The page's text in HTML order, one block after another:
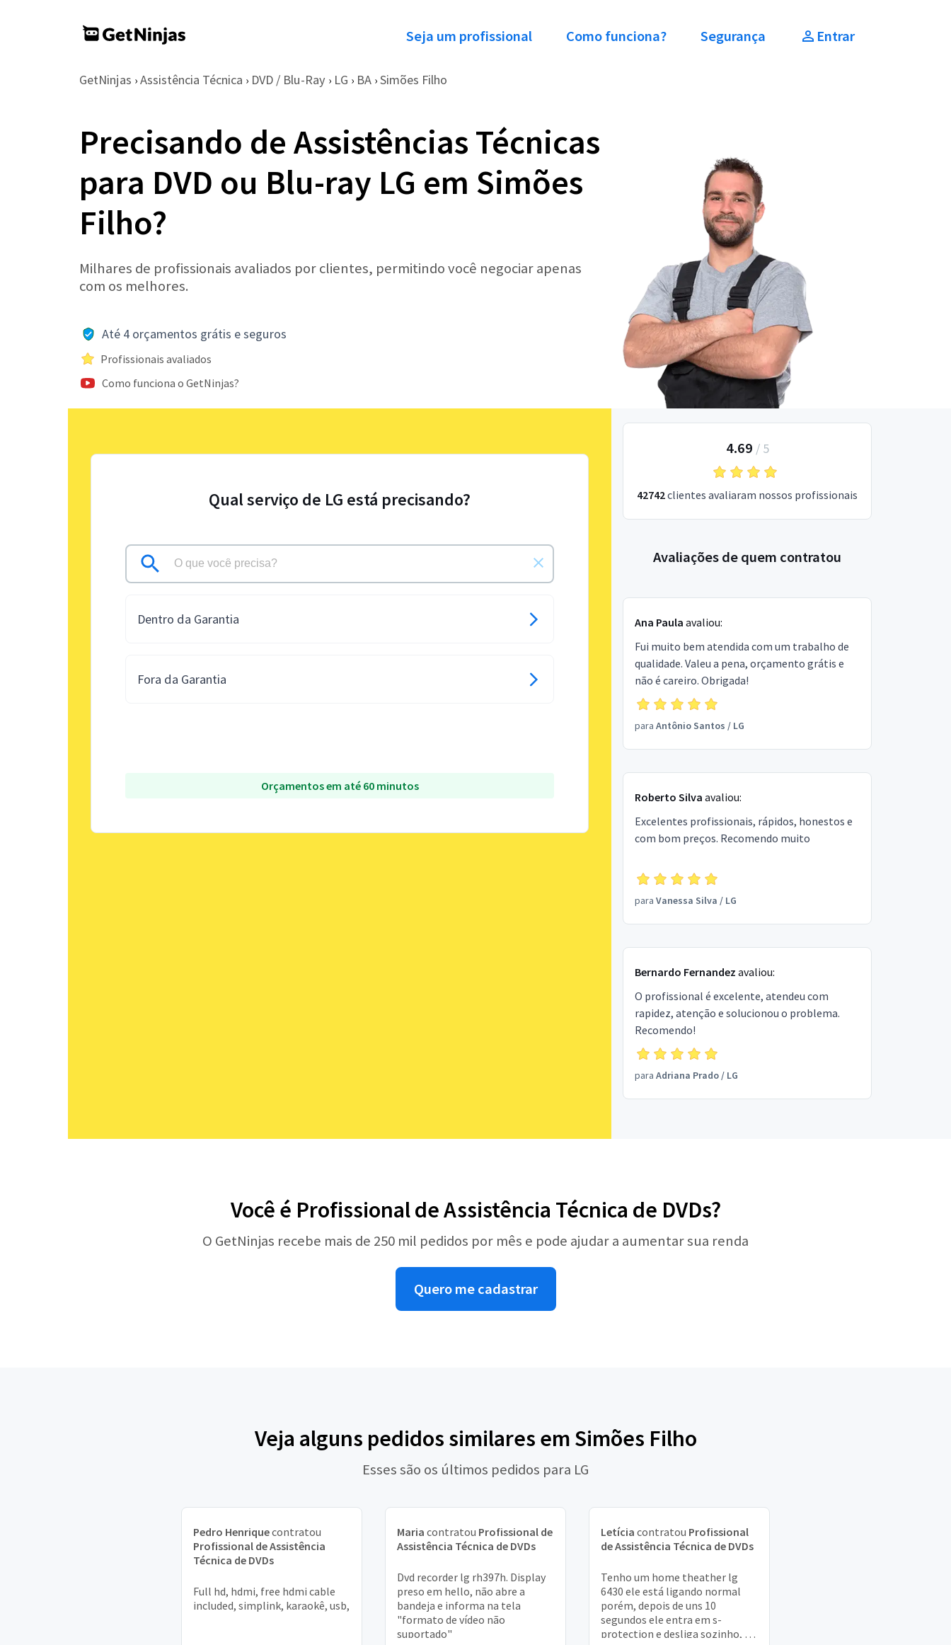
Seja um profissional Como funciona? Segurança Entrar
GetNinjas › Assistência Técnica › DVD / Blu-Ray › LG › BA › Simões Filho
Precisando de Assistências Técnicas
para DVD ou Blu-ray LG em Simões
Filho?
Milhares de profissionais avaliados por clientes, permitindo você negociar apenas
com os melhores.
Até 4 orçamentos grátis e seguros
Profissionais avaliados
Como funciona o GetNinjas?
Qual serviço de LG está precisando?
Dentro da Garantia
Fora da Garantia
Orçamentos em até 60 minutos
4.69 / 5
42742clientes avaliaram nossos profissionais
Avaliações de quem contratou
Ana Paula avaliou:
Fui muito bem atendida com um trabalho de
qualidade. Valeu a pena, orçamento grátis e
não é careiro. Obrigada!
para Antônio Santos / LG
Roberto Silva avaliou:
Excelentes profissionais, rápidos, honestos e
com bom preços. Recomendo muito
para Vanessa Silva / LG
Bernardo Fernandez avaliou:
O profissional é excelente, atendeu com
rapidez, atenção e solucionou o problema.
Recomendo!
para Adriana Prado/ LG
Você é Profissional de Assistência Técnica de DVDs?
O GetNinjas recebe mais de 250 mil pedidos por mês e pode ajudar a aumentar sua renda
Quero me cadastrar
Veja alguns pedidos similares em Simões Filho
Esses são os últimos pedidos para LG
Pedro Henriquecontratou
Profissional de Assistência
Técnica de DVDs
Full hd, hdmi, free hdmi cable
included, simplink, karaokê, usb,
Maria contratou Profissional de
Assistência Técnica de DVDs
Dvd recorder lg rh397h. Display
preso em hello, não abre a
bandeja e informa na tela
"formato de vídeo não
suportado"
Letícia contratou Profissional
de Assistência Técnica de DVDs
Tenho um home theather lg
6430 ele está ligando normal
porém, depois de uns 10
segundos ele entra em s-
protection e desliga sozinho, se